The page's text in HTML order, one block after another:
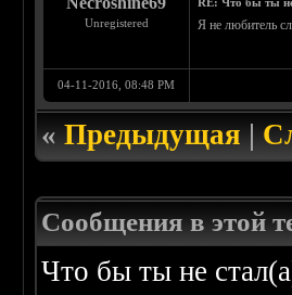
Unregistered Я не любитель
04-11-2016, 08:48 PM
«Предыдущая|
Сообщения в этой
Что бы ты не